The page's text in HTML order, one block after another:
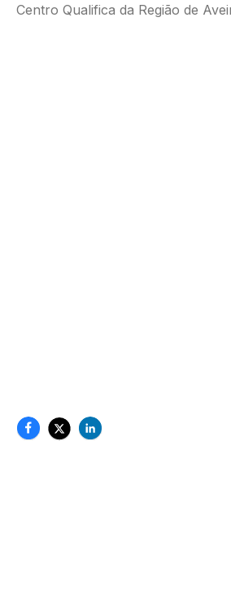
Centro Qualifica da Região de